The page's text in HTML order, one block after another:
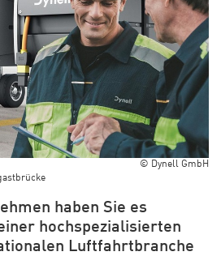
© Dynell GmbH
haben Sie es
hochspezialisierten
Luftfahrtbranche